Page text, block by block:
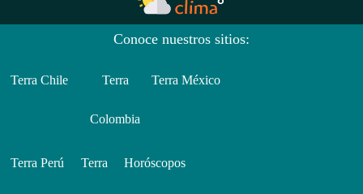
Conoce nuestros sitios:
Terra Chile Terra
Colombia
Terra México
Terra Perú Terra Horóscopos